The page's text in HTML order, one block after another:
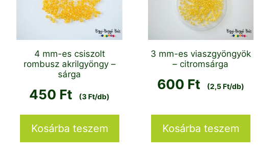
4 mm-es csiszolt
rombusz akrilgyöngy –
sárga
450 Ft (3 Ft/db)
Kosárba teszem
3 mm-es viaszgyöngyök
– citromsárga
600 Ft (2,5 Ft/db)
Kosárba teszem